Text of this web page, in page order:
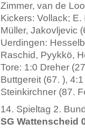
Zimmer, van de
Kickers: Vollack;
Müller, Jakovljevic
Uerdingen:
Raschid, Pyykkö,
Tore: 1:0 Dreher
Buttgereit (67. ),
Steinkirchner (87.
14. Spieltag 2.
SG Wattenscheid